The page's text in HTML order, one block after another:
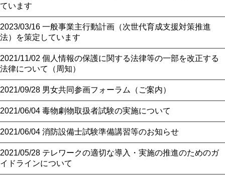
ています
2023/03/16 一般事業主行動計画（次世代育成支援対策推進
法）を策定しています
2021/11/02 個人情報の保護に関する法律等の一部を改正する
法律について（周知）
2021/09/28 男女共同参画フォーラム（ご案内）
2021/06/04 毒物劇物取扱者試験の実施について
2021/06/04 消防設備士試験準備講習等のお知らせ
2021/05/28 テレワークの適切な導入・実施の推進のためのガ
イドラインについて